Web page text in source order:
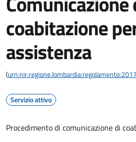
coabitazione
assistenza
(
Servizio attivo
Procedimento di comunicazione di